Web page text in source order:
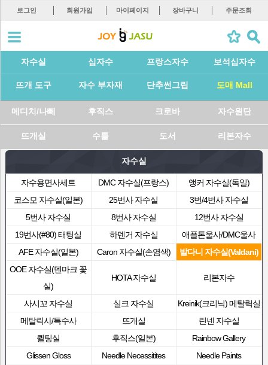
로그인 회원가입 마이페이지 장바구니 주문조회
자수실 십자수 프랑스자수 보석십자수
뜨개 도구 자수 부자재 단추썬그립 도매 Mall
메디치/나뻬 후직스 크로바 자수원단
뜨개실 수틀 도서 리본자수
자수실
자수용면사세트 DMC 자수실(프랑스)
앵커 자수실(독일)
코스모 자수실(일본)
25번사 자수실
3번/4번사 자수실
5번사 자수실
8번사 자수실
12번사 자수실
19번사(#80) 태팅실
하덴거 자수실
애플톤울사/DMC울사
AFE 자수실(일본)
Caron 자수실(손염색)
발다니 자수실(Valdani)
OOE 자수실(덴마크 꽃
실)
HOTA 자수실 리본자수
사시꼬 자수실 실크 자수실
Kreinik(크리닉) 메탈릭실
메탈릭사/특수사
뜨개실
린넨 자수실
퀼팅실
후직스(일본)
Rainbow Gallery
Glissen Gloss
Needle Necessitites
Needle Paints